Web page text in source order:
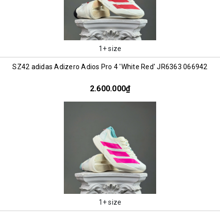
1+ size
SZ42 adidas Adizero Adios Pro 4 'White Red' JR6363 066942
2.600.000₫
1+ size